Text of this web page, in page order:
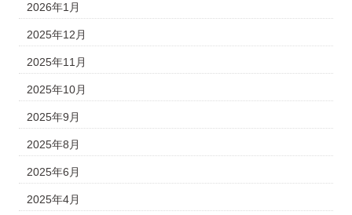
2026年1月
2025年12月
2025年11月
2025年10月
2025年9月
2025年8月
2025年6月
2025年4月